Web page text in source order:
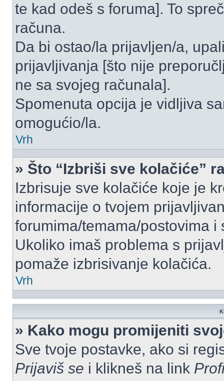
te kad odeš s foruma]. To
računa.
Da bi ostao/la prijavljen/a,
prijavljivanja [što nije
ne sa svojeg računala].
Spomenuta opcija je vidljiva
omogućio/la.
Vrh
» Što “Izbriši sve kolačiće”
Izbrisuje sve kolačiće koje je
informacije o tvojem
forumima/temama/postovima i
Ukoliko imaš problema s
pomaže izbrisivanje kolačića.
Vrh
» Kako mogu promijeniti
Sve tvoje postavke, ako si
Prijaviš se i klikneš na link